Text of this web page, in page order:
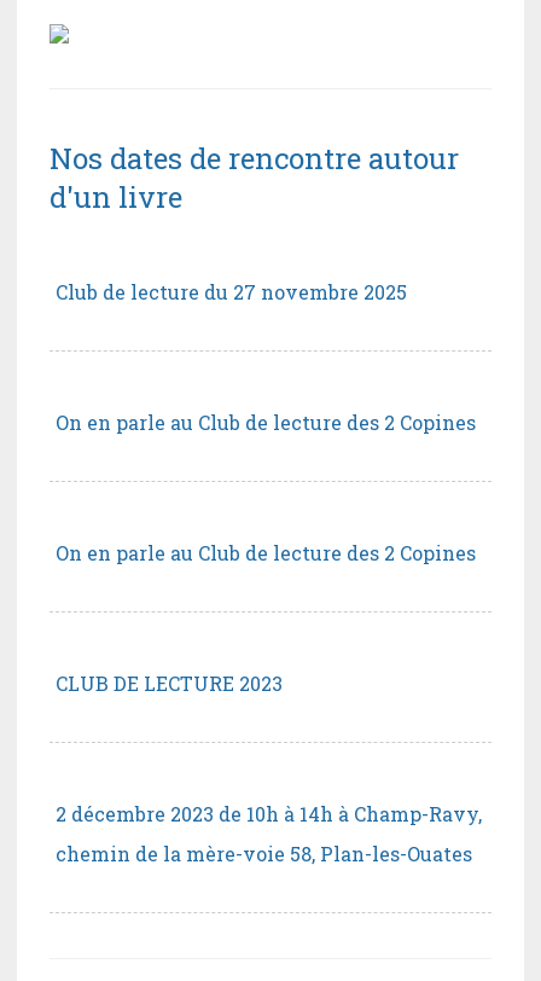
Nos dates de rencontre autour
d'un livre
Club de lecture du 27 novembre 2025
On en parle au Club de lecture des 2 Copines
On en parle au Club de lecture des 2 Copines
CLUB DE LECTURE 2023
2 décembre 2023 de 10h à 14h à Champ-Ravy,
chemin de la mère-voie 58, Plan-les-Ouates